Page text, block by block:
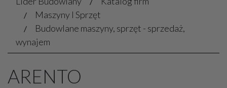
Maszyny I Sprzęt
Budowlane maszyny, sprzęt - sprzedaż,
wynajem
ARENTO